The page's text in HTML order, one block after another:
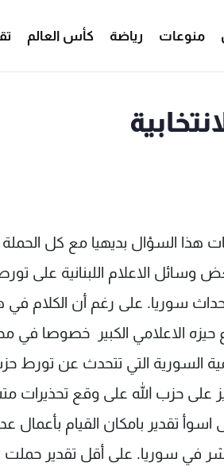
منوعات رياضة كأس العالم
هذا السؤال بديهيا مع كل الحملة
وسائل الاعلام اللبنانية على
سوريا. على رغم أن الكلام في
حيزه الاعلامي الكبير خصوصا
السورية التي تتحدث عن تورط
على حزب الله على وقع تحذيرات
اسوأ تقدير بامكان القيام
في سوريا. على أقل تقدير حملت